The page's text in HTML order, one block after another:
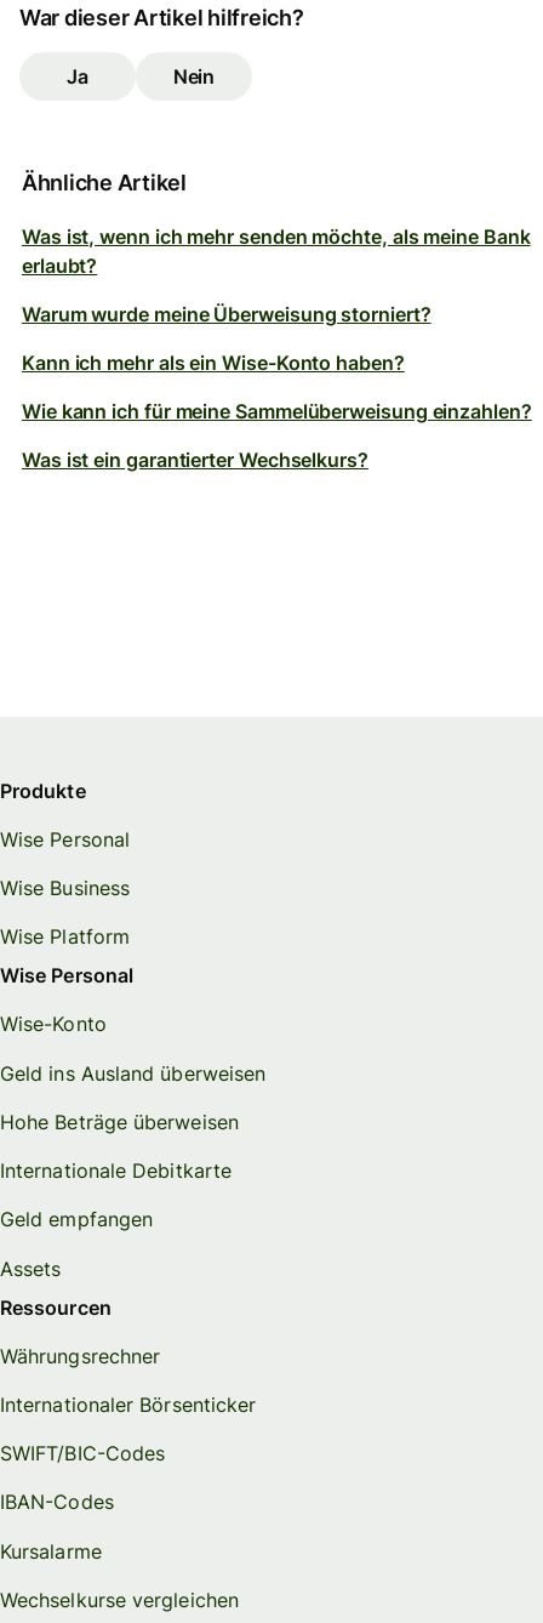
War dieser Artikel hilfreich?
Ja Nein
Ähnliche Artikel
Was ist, wenn ich mehr senden möchte, als meine Bank
erlaubt?
Warum wurde meine Überweisung storniert?
Kann ich mehr als ein Wise-Konto haben?
Wie kann ich für meine Sammelüberweisung einzahlen?
Was ist ein garantierter Wechselkurs?
Produkte
Wise Personal
Wise Business
Wise Platform
Wise Personal
Wise-Konto
Geld ins Ausland überweisen
Hohe Beträge überweisen
Internationale Debitkarte
Geld empfangen
Assets
Ressourcen
Währungsrechner
Internationaler Börsenticker
SWIFT/BIC-Codes
IBAN-Codes
Kursalarme
Wechselkurse vergleichen